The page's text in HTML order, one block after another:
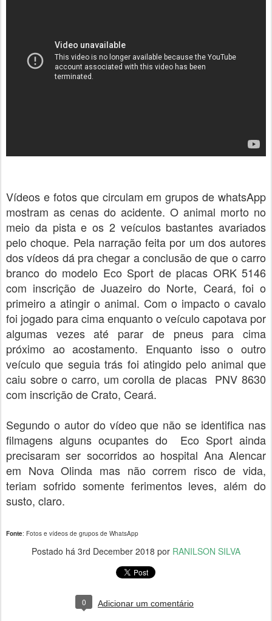
Vídeos e fotos que circulam em grupos de whatsApp
mostram as cenas do acidente. O animal morto no
meio da pista e os 2 veículos bastantes avariados
pelo choque. Pela narração feita por um dos autores
dos vídeos dá pra chegar a conclusão de que o carro
branco do modelo Eco Sport de placas ORK 5146
com inscrição de Juazeiro do Norte, Ceará, foi o
primeiro a atingir o animal. Com o impacto o cavalo
foi jogado para cima enquanto o veículo capotava por
algumas vezes até parar de pneus para cima
próximo ao acostamento. Enquanto isso o outro
veículo que seguia trás foi atingido pelo animal que
caiu sobre o carro, um corolla de placas PNV 8630
com inscrição de Crato, Ceará.
Segundo o autor do vídeo que não se identifica nas
filmagens alguns ocupantes do Eco Sport ainda
precisaram ser socorridos ao hospital Ana Alencar
em Nova Olinda mas não correm risco de vida,
teriam sofrido somente ferimentos leves, além do
susto, claro.
Fonte: Fotos e vídeos de grupos de WhatsApp
Postado há 3rd December 2018 por RANILSON SILVA
0 Adicionar um comentário